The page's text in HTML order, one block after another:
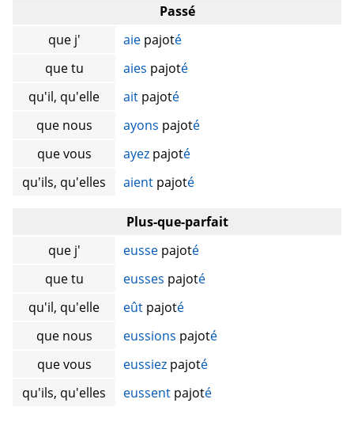
Passé
que j'
aie pajoté
que tu
aies pajoté
qu'il, qu'elle
ait pajoté
que nous
ayons pajoté
que vous
ayez pajoté
qu'ils, qu'elles
aient pajoté
Plus-que-parfait
que j'
eusse pajoté
que tu
eusses pajoté
qu'il, qu'elle
eût pajoté
que nous
eussions pajoté
que vous
eussiez pajoté
qu'ils, qu'elles
eussent pajoté